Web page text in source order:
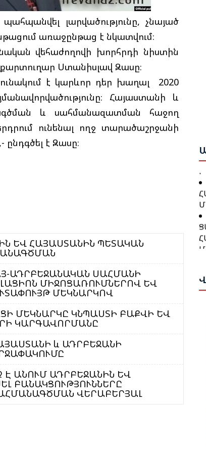
լարվածությունը, չնայած
առաջընթաց է նկատվում։
վեհաժողովի խորհրդի նիստին
Ստանիսլավ Զասը։
է կարևոր դեր խաղալ 2020
Հայաստանի և
և սահմանազատման հաջող
ունենալ ողջ տարածաշրջանի
է Զասը։
ԵՎ ՀԱՅԱՍՏԱՆԻՆ ՊԵՏԱԿԱՆ
ԱԴՐԲԵՋԱՆԱԿԱՆ ՍԱՀՄԱՆԻ
ՄԻՋՈՑԱՌՈՒՄՆԵՐՈՎ ԵՎ
ՄԵԿՆԱՐԿՈՎ
ՄԵԿՆԱՐԿԸ ԿՆՊԱՍՏԻ ԲԱՔՎԻ ԵՎ
ԿԱՐԳԱՎՈՐՄԱՆԸ
և ԱԴՐԲԵՋԱՆԻ
ԱՆՈՒՄ ԱԴՐԲԵՋԱՆԻՆ ԵՎ
ԲԱՆԱԿՑՈՒԹՅՈՒՆՆԵՐԸ
ՎԵՐԱԲԵՐՅԱԼ